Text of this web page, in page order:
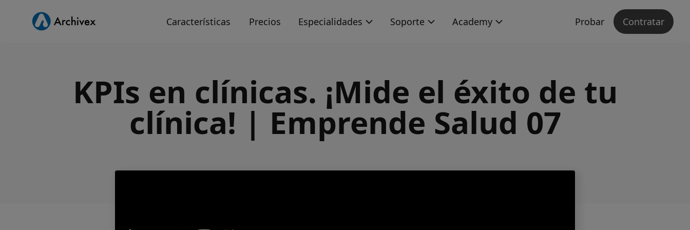
Características Precios Especialidades Soporte Academy Probar Contratar
KPIs en clínicas. ¡Mide el éxito de tu
clínica! | Emprende Salud 07